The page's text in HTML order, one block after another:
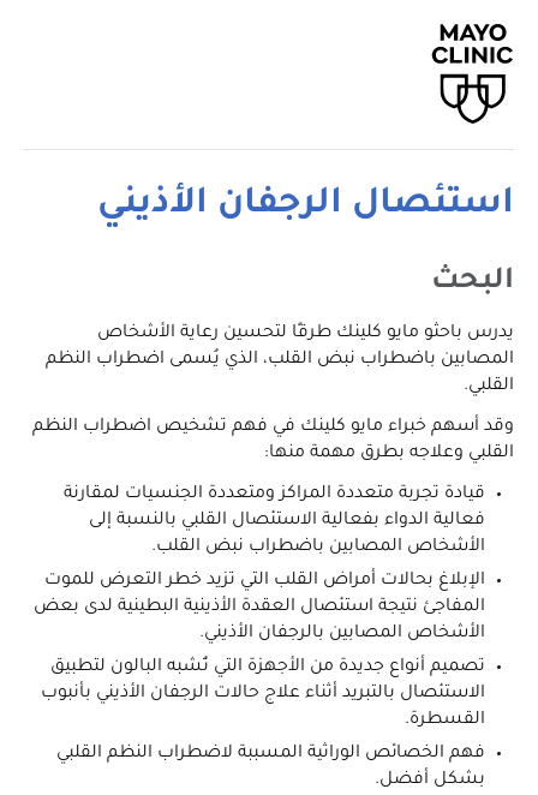
استئصال الرجفان الأذيني
البحث
يدرس باحثو مايو كلينك طرقًا لتحسين رعاية الأشخاص
المصابين باضطراب نبض القلب، الذي يُسمى اضطراب النظم
القلبي.
وقد أسهم خبراء مايو كلينك في فهم تشخيص اضطراب النظم
القلبي وعلاجه بطرق مهمة منها:
قيادة تجربة متعددة المراكز ومتعددة الجنسيات لمقارنة
فعالية الدواء بفعالية الاستئصال القلبي بالنسبة إلى
الأشخاص المصابين باضطراب نبض القلب.
الإبلاغ بحالات أمراض القلب التي تزيد خطر التعرض للموت
المفاجئ نتيجة استئصال العقدة الأذينية البطينية لدى بعض
الأشخاص المصابين بالرجفان الأذيني.
تصميم أنواع جديدة من الأجهزة التي تُشبه البالون لتطبيق
الاستئصال بالتبريد أثناء علاج حالات الرجفان الأذيني بأنبوب
القسطرة.
فهم الخصائص الوراثية المسببة لاضطراب النظم القلبي
بشكل أفضل.